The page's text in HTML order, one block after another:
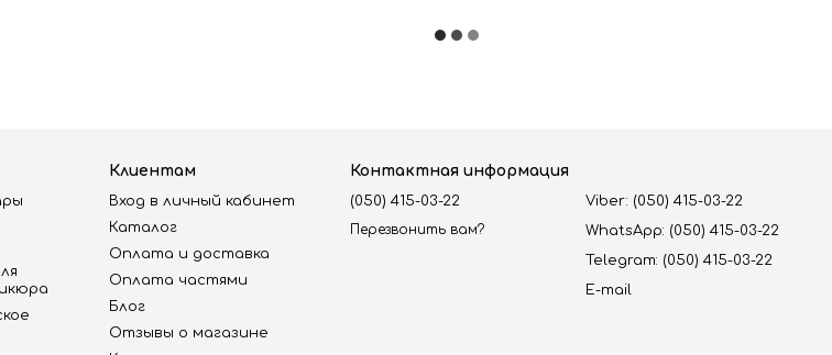
Клиентам
Вход в личный кабинет
Каталог
Оплата и доставка
Оплата частями
Блог
Отзывы о магазине
Контактная информация
(050) 415-03-22
Перезвонить вам?
Viber: (050) 415-03-22
WhatsApp: (050) 415-03-22
Telegram: (050) 415-03-22
E-mail